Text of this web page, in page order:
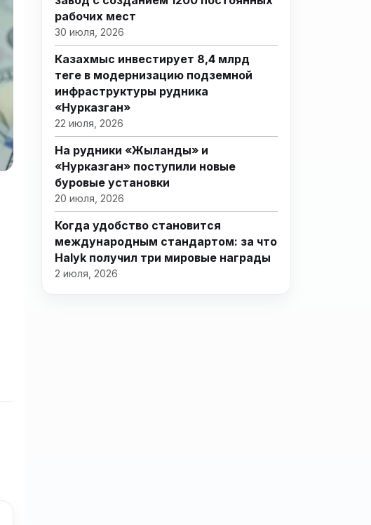
рабочих мест
30 июля, 2026
Казахмыс инвестирует 8,4 млрд
теңге в модернизацию подземной
инфраструктуры рудника
«Нурказган»
22 июля, 2026
На рудники «Жыланды» и
«Нурказган» поступили новые
буровые установки
20 июля, 2026
Когда удобство становится
международным стандартом: за что
Halyk получил три мировые награды
2 июля, 2026